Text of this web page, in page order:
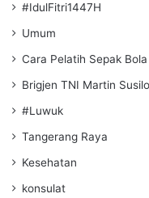
#IdulFitri1447H
Umum
Cara Pelatih Sepak Bola
Brigjen TNI Martin
#Luwuk
Tangerang Raya
Kesehatan
konsulat